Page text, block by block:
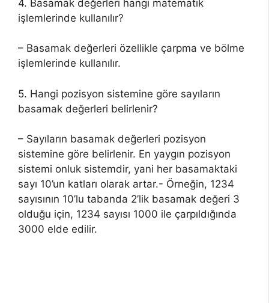
4. Basamak değerleri hangi matematik
işlemlerinde kullanılır?
– Basamak değerleri özellikle çarpma ve bölme
işlemlerinde kullanılır.
5. Hangi pozisyon sistemine göre sayıların
basamak değerleri belirlenir?
– Sayıların basamak değerleri pozisyon
sistemine göre belirlenir. En yaygın pozisyon
sistemi onluk sistemdir, yani her basamaktaki
sayı 10’un katları olarak artar.- Örneğin, 1234
sayısının 10’lu tabanda 2’lik basamak değeri 3
olduğu için, 1234 sayısı 1000 ile çarpıldığında
3000 elde edilir.